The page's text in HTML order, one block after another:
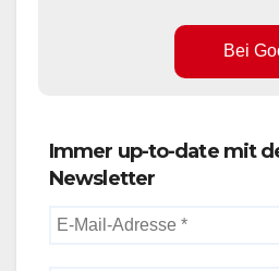
Bei
Immer up-to-date mit
Newsletter